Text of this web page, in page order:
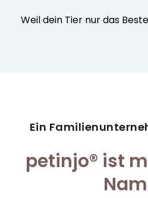
Weil dein Tier nur das
Ein
petinjo® ist